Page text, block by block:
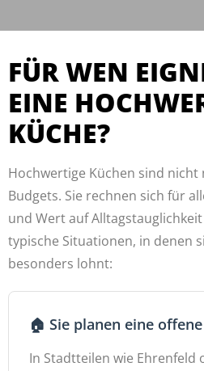
FÜR WEN
EINE
KÜCHE?
Hochwertige Küchen sind
Budgets. Sie rechnen sich für
und Wert auf
typische Situationen, in denen
besonders lohnt:
🏠 Sie planen eine offene
In Stadtteilen wie Ehrenfeld